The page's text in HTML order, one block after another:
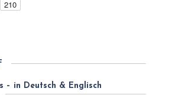
– in Deutsch & Englisch